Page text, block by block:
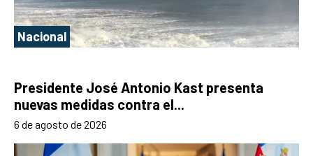
Nacional
Presidente José Antonio Kast presenta
nuevas medidas contra el...
6 de agosto de 2026